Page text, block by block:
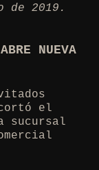
de 2019.
NUEVA
el
sucursal